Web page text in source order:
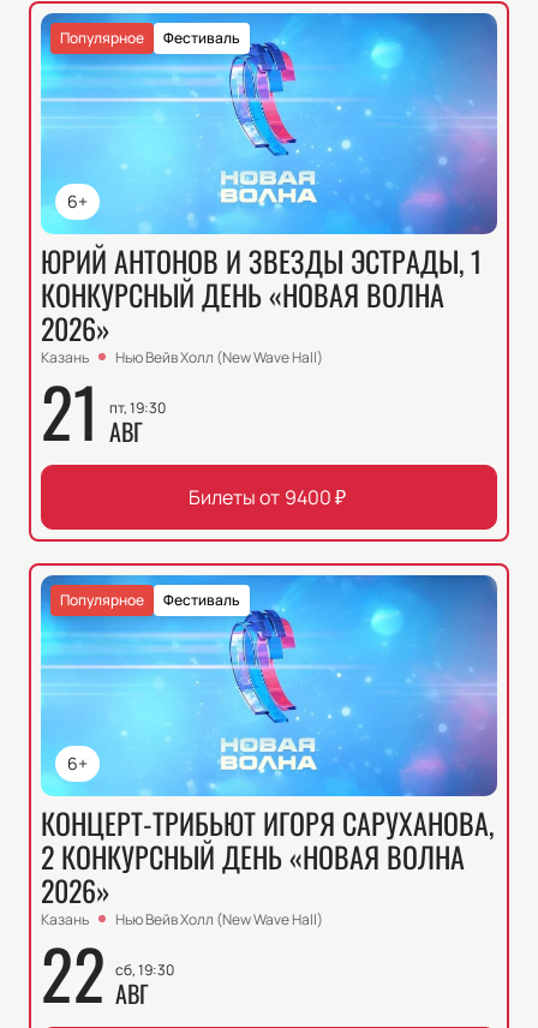
6+
Фестиваль
Популярное
ЮРИЙ АНТОНОВ И ЗВЕЗДЫ ЭСТРАДЫ, 1
КОНКУРСНЫЙ ДЕНЬ «НОВАЯ ВОЛНА
2026»
Казань Нью Вейв Холл (New Wave Hall)
21 пт, 19:30
АВГ
Билеты от 9400₽
6+
Фестиваль
Популярное
КОНЦЕРТ-ТРИБЬЮТ ИГОРЯ САРУХАНОВА,
2 КОНКУРСНЫЙ ДЕНЬ «НОВАЯ ВОЛНА
2026»
Казань Нью Вейв Холл (New Wave Hall)
22 сб, 19:30
АВГ